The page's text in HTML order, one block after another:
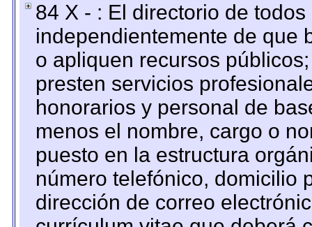
84 X - : El directorio de
independientemente de que
o apliquen recursos
presten servicios
honorarios y personal de
menos el nombre, cargo o
puesto en la estructura
número telefónico, domicilio
dirección de correo